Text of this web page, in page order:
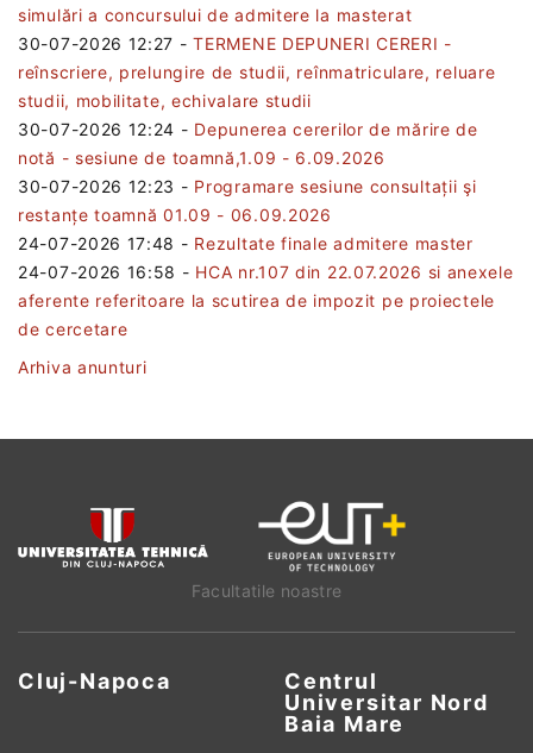
simulări a concursului de admitere la masterat
30-07-2026 12:27 -TERMENE DEPUNERI CERERI -
reînscriere, prelungire de studii, reînmatriculare, reluare
studii, mobilitate, echivalare studii
30-07-2026 12:24 - Depunerea cererilor de mărire de
notă - sesiune de toamnă,1.09 - 6.09.2026
30-07-2026 12:23 - Programare sesiune consultații şi
restanțe toamnă 01.09 - 06.09.2026
24-07-2026 17:48 - Rezultate finale admitere master
24-07-2026 16:58 - HCA nr.107 din 22.07.2026 si anexele
aferente referitoare la scutirea de impozit pe proiectele
de cercetare
Arhiva anunturi
Facultatile noastre
Cluj-Napoca
Centrul
Universitar Nord
Baia Mare